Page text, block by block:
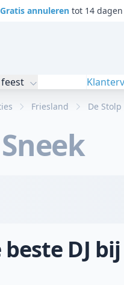
Gratis annuleren tot 14
Friesland De Stolp
Sneek
DJ